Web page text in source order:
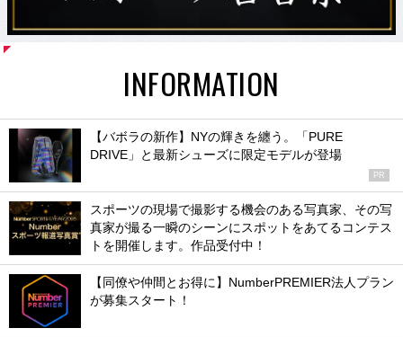
INFORMATION
【バボラの新作】NYの輝きを纏う。「PURE
DRIVE」と最新シューズに限定モデルが登場
PR
スポーツの現場で撮影する機会のある写真家、その写
真家が撮る一瞬のシーンにスポットをあてるコンテス
トを開催します。作品受付中！
【同僚や仲間とお得に】NumberPREMIER法人プラン
が募集スタート！